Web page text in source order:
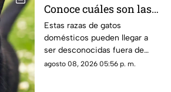
Conoce cuáles son las
cinco razas más raras
de gatos domésticos en
todo el mundo
Estas razas de gatos
domésticos pueden llegar a
ser desconocidas fuera de
círculos especializados, y
agosto 08, 2026 05:56 p. m.